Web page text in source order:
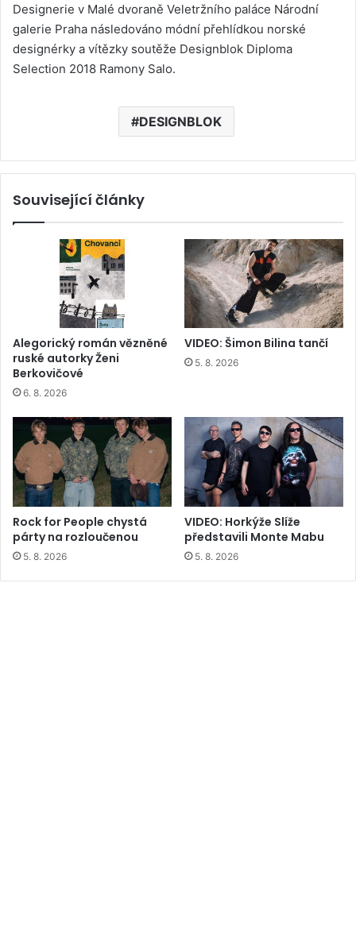
Designerie v Malé dvoraně Veletržního paláce Národní
galerie Praha následováno módní přehlídkou norské
designérky a vítězky soutěže Designblok Diploma
Selection 2018 Ramony Salo.
DESIGNBLOK
Související články
Alegorický román vězněné
ruské autorky Ženi
Berkovičové
6. 8. 2026
VIDEO: Šimon Bilina tančí
5. 8. 2026
Rock for People chystá
párty na rozloučenou
5. 8. 2026
VIDEO: Horkýže Slíže
představili Monte Mabu
5. 8. 2026